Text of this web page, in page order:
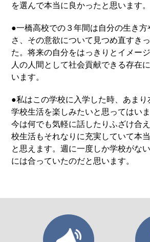
を選んで本当に良かったと思います。
●一橋高校での３年間は自分の生き方
さ、その意欲について見つめ直すき
た。将来の自分をはっきりとイメー
人の人間として社会貢献できる存在
います。
●私はこの学校に入学した時、あま
学校生活を楽しみたいと思ってはい
今は何でも気軽に話したりふざけ合
校生活もそれなりに充実していて本
と思えます。週に一度しか学校がな
には合っていたのだと思います。